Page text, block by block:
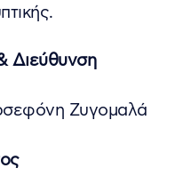
Διεύθυνση
Ζυγομαλά